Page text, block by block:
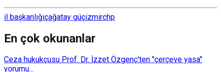
il başkanlığıçağatay güçizmirchp
En çok okunanlar
Ceza hukukçusu Prof. Dr. İzzet Özgenç'ten "çerçeve yasa"
yorumu...